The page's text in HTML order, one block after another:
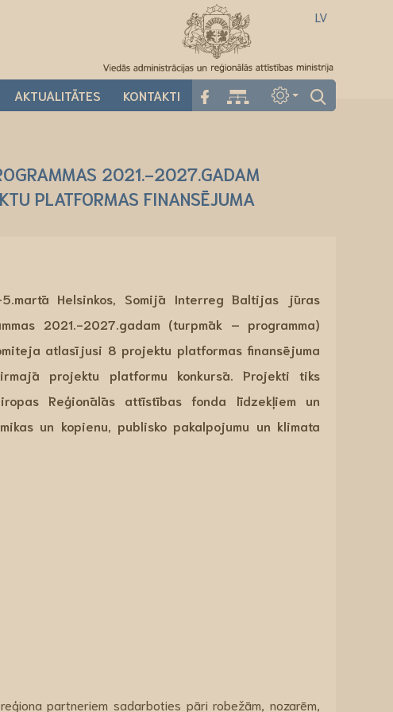
LV
AKTUALITĀTES KONTAKTI
2021.-2027.GADAM
PLATFORMAS FINANSĒJUMA
Helsinkos, Somijā Interreg Baltijas jūras
2021.-2027.gadam (turpmāk – programma)
atlasījusi 8 projektu platformas finansējuma
projektu platformu konkursā. Projekti tiks
Reģionālās attīstības fonda līdzekļiem un
un kopienu, publisko pakalpojumu un klimata
partneriem sadarboties pāri robežām, nozarēm,